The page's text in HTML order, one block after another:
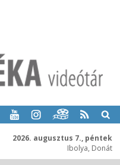
2026. augusztus 7., péntek
Ibolya, Donát